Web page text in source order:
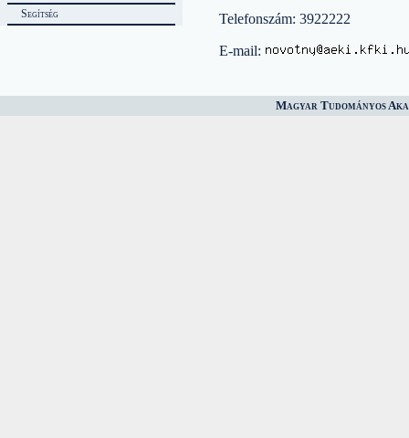
Segítség
Telefonszám: 3922222
E-mail:
Magyar Tudományos